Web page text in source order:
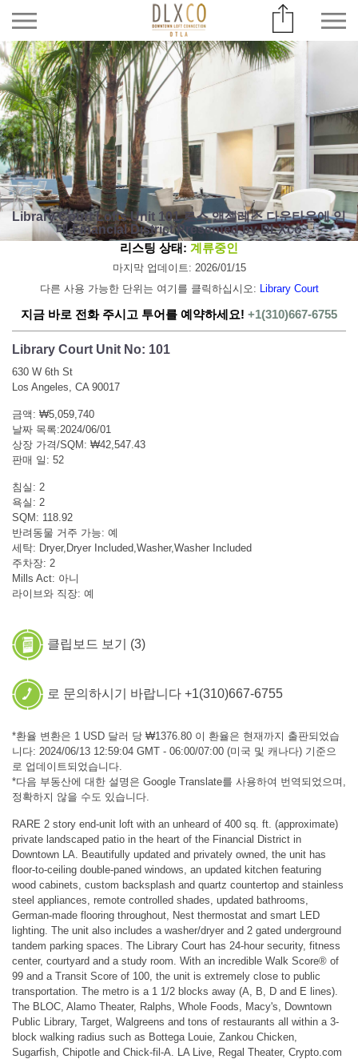
Library Court Lofts Unit 101 로스 앤젤레스 다운타운에 임
대 Financial District Presented by DLXco
리스팅 상태: 계류중인
마지막 업데이트: 2026/01/15
다른 사용 가능한 단위는 여기를 클릭하십시오:
Library Court
지금 바로 전화 주시고 투어를 예약하세요! +1(310)667-6755
Library Court Unit No: 101
630 W 6th St
Los Angeles, CA 90017
금액: ₩5,059,740
날짜 목록:2024/06/01
상장 가격/SQM: ₩42,547.43
판매 일: 52
침실: 2
욕실: 2
SQM: 118.92
반려동물 거주 가능: 예
세탁: Dryer,Dryer Included,Washer,Washer Included
주차장: 2
Mills Act: 아니
라이브와 직장: 예
클립보드 보기 (3)
로 문의하시기 바랍니다 +1(310)667-6755
*환율 변환은 1 USD 달러 당 ₩1376.80 이 환율은 현재까지 출판되었습
니다: 2024/06/13 12:59:04 GMT - 06:00/07:00 (미국 및 캐나다) 기준으
로 업데이트되었습니다.
*다음 부동산에 대한 설명은 Google Translate를 사용하여 번역되었으며,
정확하지 않을 수도 있습니다.
RARE 2 story end-unit loft with an unheard of 400 sq. ft. (approximate)
private landscaped patio in the heart of the Financial District in
Downtown LA. Beautifully updated and privately owned, the unit has
floor-to-ceiling double-paned windows, an updated kitchen featuring
wood cabinets, custom backsplash and quartz countertop and stainless
steel appliances, remote controlled shades, updated bathrooms,
German-made flooring throughout, Nest thermostat and smart LED
lighting. The unit also includes a washer/dryer and 2 gated underground
tandem parking spaces. The Library Court has 24-hour security, fitness
center, courtyard and a study room. With an incredible Walk Score® of
99 and a Transit Score of 100, the unit is extremely close to public
transportation. The metro is a 1 1/2 blocks away (A, B, D and E lines).
The BLOC, Alamo Theater, Ralphs, Whole Foods, Macy's, Downtown
Public Library, Target, Walgreens and tons of restaurants all within a 3-
block walking radius such as Bottega Louie, Zankou Chicken,
Sugarfish, Chipotle and Chick-fil-A. LA Live, Regal Theater, Crypto.com